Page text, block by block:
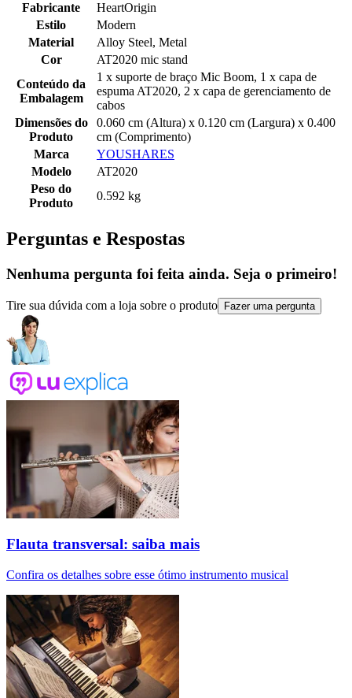
Fabricante
HeartOrigin
Estilo
Modern
Material
Alloy Steel, Metal
Cor
AT2020 mic stand
Conteúdo da
Embalagem
1 x suporte de braço Mic Boom, 1 x capa de
espuma AT2020, 2 x capa de gerenciamento de
cabos
Dimensões do
Produto
0.060 cm (Altura) x 0.120 cm (Largura) x 0.400
cm (Comprimento)
Marca
YOUSHARES
Modelo
AT2020
Peso do
Produto
0.592 kg
Perguntas e Respostas
Nenhuma pergunta foi feita ainda. Seja o primeiro!
Tire sua dúvida com a loja sobre o produto Fazer uma pergunta
Flauta transversal: saiba mais
Confira os detalhes sobre esse ótimo instrumento musical